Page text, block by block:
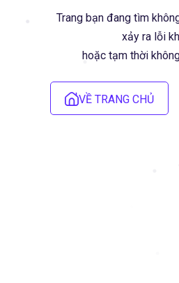
Trang bạn đang tìm
xảy ra lỗi
hoặc tạm thời
VỀ TRANG CHỦ